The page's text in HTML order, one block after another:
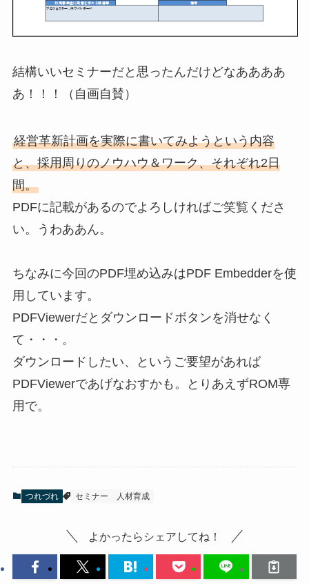
結構いいセミナーだと思ったんだけどなああああ
あ！！！（自画自賛）
経営革新計画を実際に書いてみようという内容
と、採用周りのノウハウ＆ワーク、それぞれ2日
間。
PDFに記載があるのでよろしければご笑覧くださ
い。うわああん。
ちなみに今回のPDF埋め込みはPDF Embedderを使
用しています。
PDFViewerだとダウンロードボタンを消せなく
て・・・。
ダウンロードしたい、というご要望があれば
PDFViewerであげなおすかも。とりあえずROM専
用で。
つれづれ セミナー 人材育成
よかったらシェアしてね！